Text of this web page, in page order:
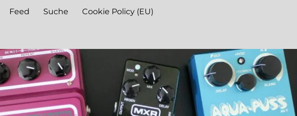
Feed Suche Cookie Policy (EU)